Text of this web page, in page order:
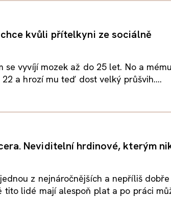
chce kvůli přítelkyni ze sociálně
se vyvíjí mozek až do 25 let. No a mému
a hrozí mu teď dost velký průšvih....
Neviditelní hrdinové, kterým
z nejnáročnějších a nepříliš dobře
tito lidé mají alespoň plat a po práci